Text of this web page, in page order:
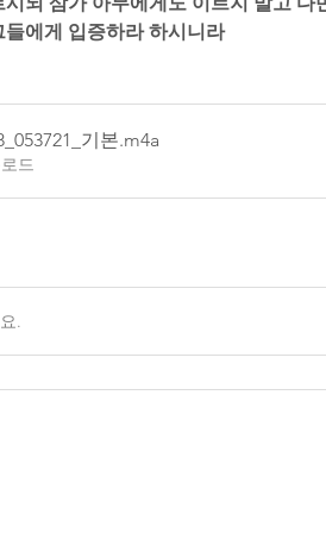
들에게 입증하라 하시니라
기본.m4a
드
.